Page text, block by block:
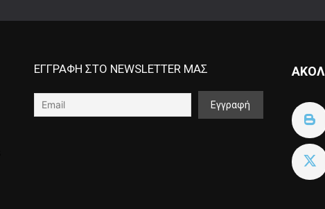
ΕΓΓΡΑΦΗ ΣΤΟ NEWSLETTER ΜΑΣ